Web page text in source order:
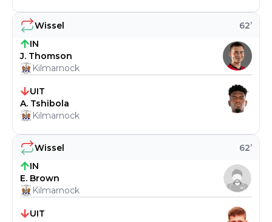
Wissel 62’
IN
E. Brown
Kilmarnock
UIT
Wissel 62’
IN
J. Thomson
Kilmarnock
UIT
A. Tshibola
Kilmarnock